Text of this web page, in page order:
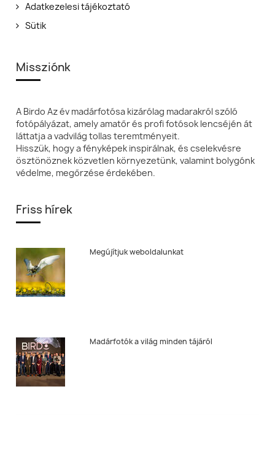
Adatkezelesi tájékoztató
Sütik
Missziónk
A Birdo Az év madárfotósa kizárólag madarakról szóló
fotópályázat, amely amatőr és profi fotósok lencséjén át
láttatja a vadvilág tollas teremtményeit.
Hisszük, hogy a fényképek inspirálnak, és cselekvésre
ösztönöznek közvetlen környezetünk, valamint bolygónk
védelme, megőrzése érdekében.
Friss hírek
Megújítjuk weboldalunkat
Madárfotók a világ minden tájáról